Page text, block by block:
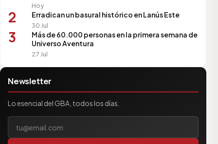
Hoy
2 Erradican un basural histórico en Lanús Este
30 Jul
3
Más de 60.000 personas en la primera semana de
Universo Aventura
27 Jul
Newsletter
Lo esencial del GBA, todos los días.
Tu correo electrónico